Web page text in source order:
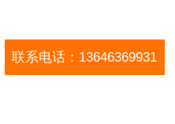
联系电话：13646369931